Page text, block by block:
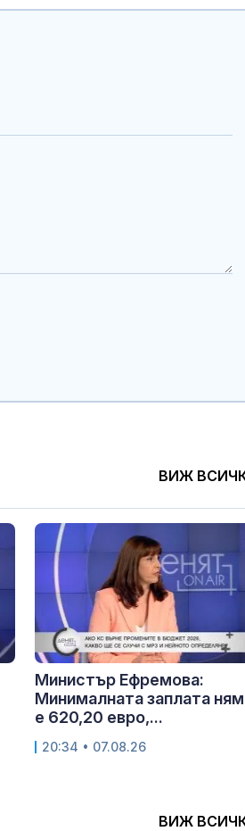
ВИЖ
Министър Ефремова:
Минималната заплата
е 620,20 евро,...
20:34 • 07.08.26
ВИЖ